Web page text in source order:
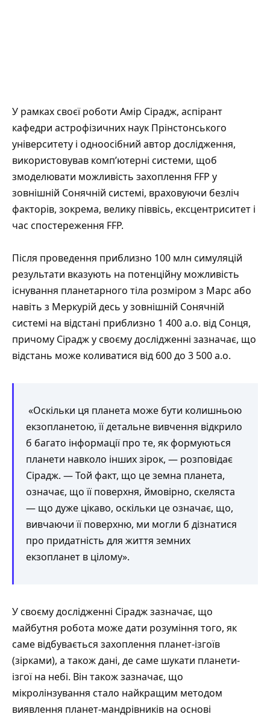
У рамках своєї роботи Амір Сірадж, аспірант
кафедри астрофізичних наук Прінстонського
університету і одноосібний автор дослідження,
використовував комп’ютерні системи, щоб
змоделювати можливість захоплення FFP у
зовнішній Сонячній системі, враховуючи безліч
факторів, зокрема, велику піввісь, ексцентриситет і
час спостереження FFP.
Після проведення приблизно 100 млн симуляцій
результати вказують на потенційну можливість
існування планетарного тіла розміром з Марс або
навіть з Меркурій десь у зовнішній Сонячній
системі на відстані приблизно 1 400 а.о. від Сонця,
причому Сірадж у своєму дослідженні зазначає, що
відстань може коливатися від 600 до 3 500 а.о.
«Оскільки ця планета може бути колишньою
екзопланетою, її детальне вивчення відкрило
б багато інформації про те, як формуються
планети навколо інших зірок, — розповідає
Сірадж. — Той факт, що це земна планета,
означає, що її поверхня, ймовірно, скеляста
— що дуже цікаво, оскільки це означає, що,
вивчаючи її поверхню, ми могли б дізнатися
про придатність для життя земних
екзопланет в цілому».
У своєму дослідженні Сірадж зазначає, що
майбутня робота може дати розуміння того, як
саме відбувається захоплення планет-ізгоїв
(зірками), а також дані, де саме шукати планети-
ізгої на небі. Він також зазначає, що
мікролінзування стало найкращим методом
виявлення планет-мандрівників на основі